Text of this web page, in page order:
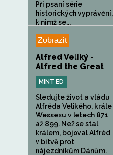
Při psaní série
historických vyprávění,
k nimž se...
Zobrazit
Alfred Veliký -
Alfred the Great
MINT ED
Sledujte život a vládu
Alfréda Velikého, krále
Wessexu v letech 871
až 899. Než se stal
králem, bojoval Alfréd
v bitvě proti
nájezdníkům Dánům.